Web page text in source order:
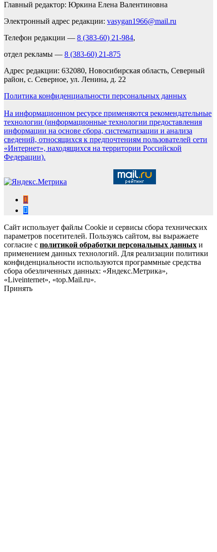
Главный редактор: Юркина Елена Валентиновна
Электронный адрес редакции: vasygan1966@mail.ru
Телефон редакции — 8 (383-60) 21-984,
отдел рекламы — 8 (383-60) 21-875
Адрес редакции: 632080, Новосибирская область, Северный
район, с. Северное, ул. Ленина, д. 22
Политика конфиденциальности персональных данных
На информационном ресурсе применяются рекомендательные
технологии (информационные технологии предоставления
информации на основе сбора, систематизации и анализа
сведений, относящихся к предпочтениям пользователей сети
«Интернет», находящихся на территории Российской
Федерации).
Сайт использует файлы Cookie и сервисы сбора технических
параметров посетителей. Пользуясь сайтом, вы выражаете
согласие с политикой обработки персональных данных и
применением данных технологий. Для реализации политики
конфиденциальности используются программные средства
сбора обезличенных данных: «Яндекс.Метрика»,
«Liveinternet», «top.Mail.ru».
Принять